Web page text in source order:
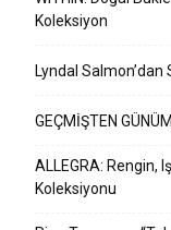
Koleksiyon
Lyndal Salmon’dan
GEÇMİŞTEN
ALLEGRA: Rengin,
Koleksiyonu